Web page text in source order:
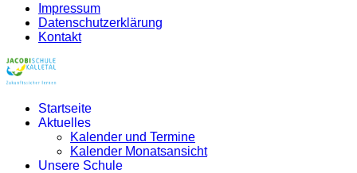
Impressum
Datenschutzerklärung
Kontakt
Startseite
Aktuelles
Kalender und Termine
Kalender Monatsansicht
Unsere Schule